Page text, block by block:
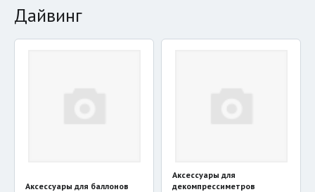
Дайвинг
Аксессуары для баллонов
Аксессуары для
декомпрессиметров